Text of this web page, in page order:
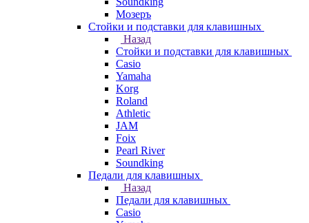
Мозеръ
Стойки и подставки для клавишных
Назад
Стойки и подставки для клавишных
Casio
Yamaha
Korg
Roland
Athletic
JAM
Foix
Pearl River
Soundking
Педали для клавишных
Назад
Педали для клавишных
Casio